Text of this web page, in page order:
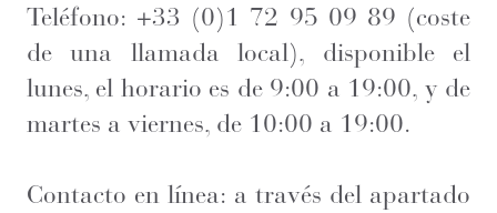
Teléfono: +33 (0)1 72 95 09 89 (coste
de una llamada local), disponible el
lunes, el horario es de 9:00 a 19:00, y de
martes a viernes, de 10:00 a 19:00.
Contacto en línea: a través del apartado